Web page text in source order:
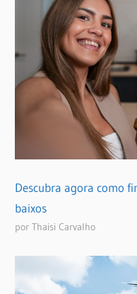
Descubra agora como
baixos
por Thaisi Carvalho